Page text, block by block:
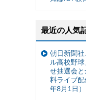
最近の人気
朝日新聞
ル高校野
せ抽選会
料ライブ
年8月1日）